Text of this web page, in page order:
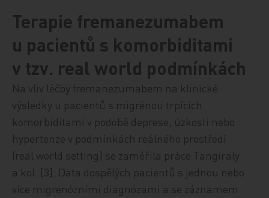
Terapie fremanezumabem
u pacientů s komorbiditami
v tzv. real world podmínkách
Na vliv léčby fremanezumabem na klinické
výsledky u pacientů s migrénou trpících
komorbiditami v podobě deprese, úzkosti nebo
hypertenze v podmínkách reálného prostředí
(real world setting) se zaměřila práce Tangiraly
a kol. [3]. Data dospělých pacientů s jednou nebo
více migrenózními diagnózami a se záznamem